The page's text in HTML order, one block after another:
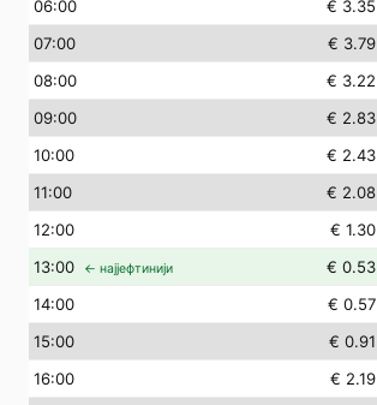
06:00 € 3.35
07:00 € 3.79
08:00 € 3.22
09:00 € 2.83
10:00 € 2.43
11:00 € 2.08
12:00 € 1.30
13:00 ← најјефтинији € 0.53
14:00 € 0.57
15:00 € 0.91
16:00 € 2.19